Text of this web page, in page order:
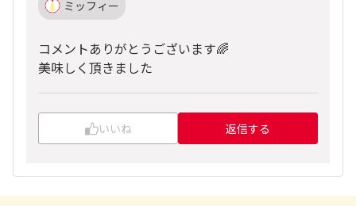
ミッフィー
コメントありがとうございます🌈
美味しく頂きました
いいね 返信する